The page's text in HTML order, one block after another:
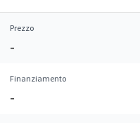
Prezzo
–
Finanziamento
–